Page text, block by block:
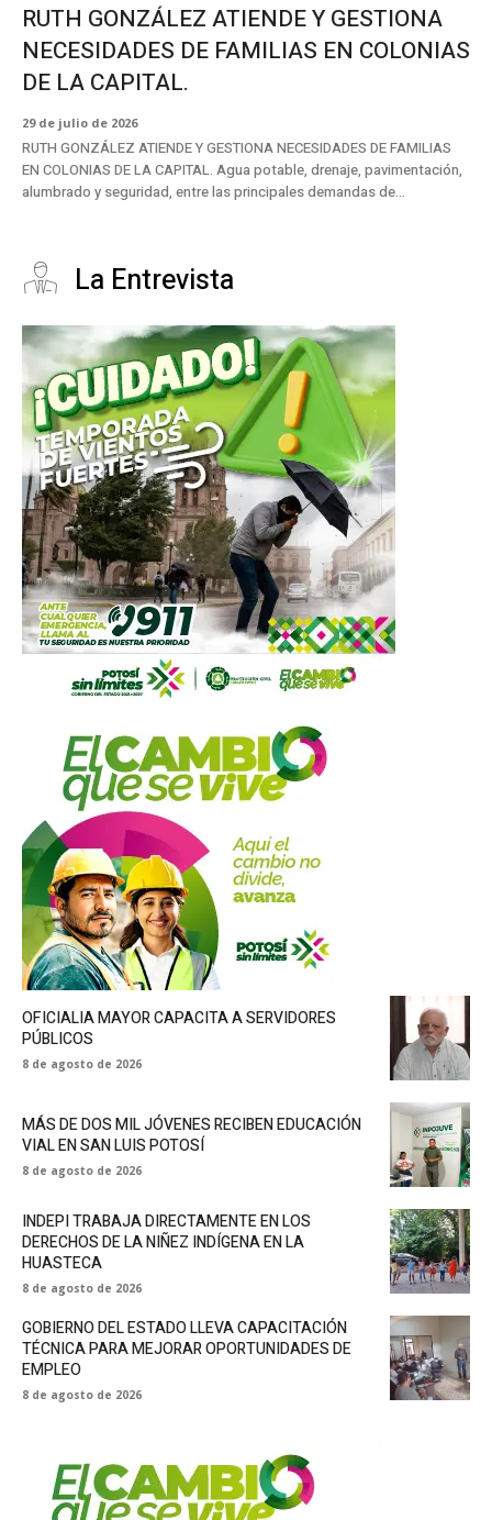
RUTH GONZÁLEZ ATIENDE Y GESTIONA
NECESIDADES DE FAMILIAS EN COLONIAS
DE LA CAPITAL.
29 de julio de 2026
RUTH GONZÁLEZ ATIENDE Y GESTIONA NECESIDADES DE FAMILIAS
EN COLONIAS DE LA CAPITAL. Agua potable, drenaje, pavimentación,
alumbrado y seguridad, entre las principales demandas de...
La Entrevista
OFICIALIA MAYOR CAPACITA A SERVIDORES
PÚBLICOS
8 de agosto de 2026
MÁS DE DOS MIL JÓVENES RECIBEN EDUCACIÓN
VIAL EN SAN LUIS POTOSÍ
8 de agosto de 2026
INDEPI TRABAJA DIRECTAMENTE EN LOS
DERECHOS DE LA NIÑEZ INDÍGENA EN LA
HUASTECA
8 de agosto de 2026
GOBIERNO DEL ESTADO LLEVA CAPACITACIÓN
TÉCNICA PARA MEJORAR OPORTUNIDADES DE
EMPLEO
8 de agosto de 2026